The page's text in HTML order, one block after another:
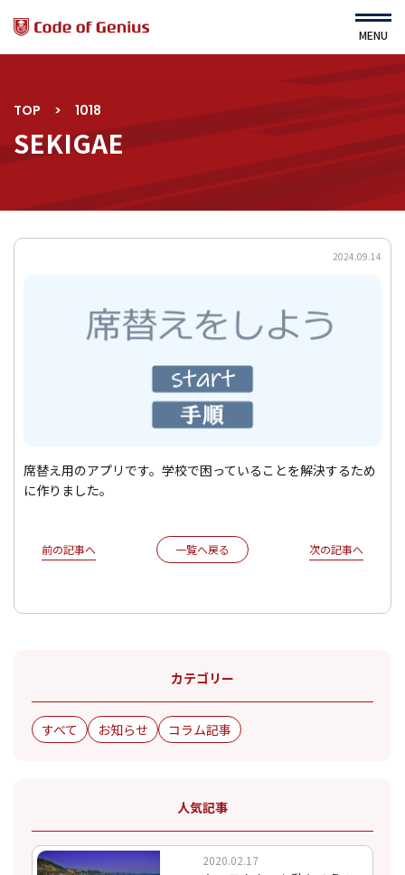
MENU
HOME
利用規約
TOP > 1018
SEKIGAE
2024.09.14
席替え用のアプリです。学校で困っていることを解決するため
に作りました。
前の記事へ 一覧へ戻る 次の記事へ
カテゴリー
すべて お知らせ コラム記事
人気記事
2020.02.17